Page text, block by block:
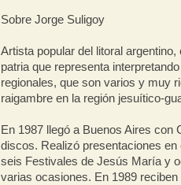
Sobre Jorge Suligoy
Artista popular del litoral
patria que representa
regionales, que son varios y muy
raigambre en la región jesuítico-
En 1987 llegó a Buenos Aires con
discos. Realizó presentaciones
seis Festivales de Jesús María y
varias ocasiones. En 1989